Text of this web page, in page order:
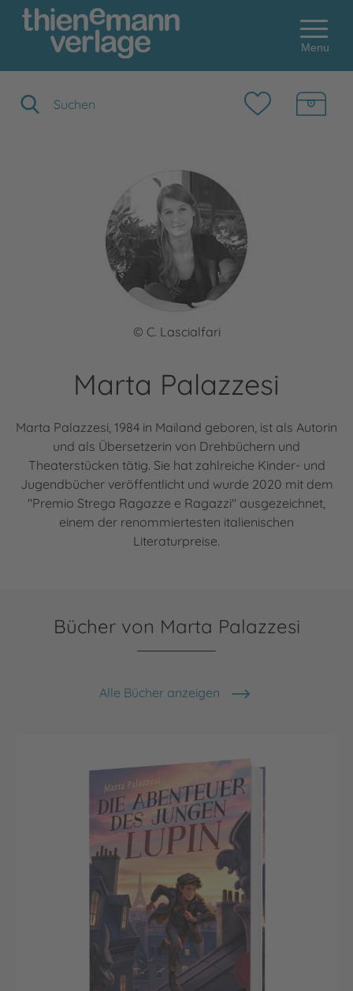
Menu
© C. Lascialfari
Marta Palazzesi
Marta Palazzesi, 1984 in Mailand geboren, ist als Autorin
und als Übersetzerin von Drehbüchern und
Theaterstücken tätig. Sie hat zahlreiche Kinder- und
Jugendbücher veröffentlicht und wurde 2020 mit dem
"Premio Strega Ragazze e Ragazzi" ausgezeichnet,
einem der renommiertesten italienischen
Literaturpreise.
Bücher von Marta Palazzesi
Alle Bücher anzeigen